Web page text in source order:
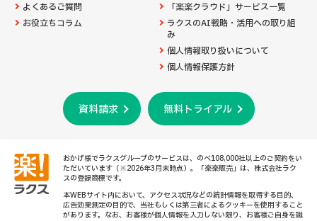
よくあるご質問
お役立ちコラム
「楽楽クラウド」サービス一覧
ラクスのAI戦略・活用への取り組
み
個人情報取り扱いについて
個人情報保護方針
資料請求 無料トライアル
おかげ様でラクスグループのサービスは、のべ108,000社以上のご契約をい
ただいています（※2026年3月末時点）。「楽楽販売」は、株式会社ラク
スの登録商標です。
本WEBサイト内において、アクセス状況などの統計情報を取得する目的、
広告効果測定の目的で、当社もしくは第三者によるクッキーを使用すること
があります。なお、お客様が個人情報を入力しない限り、お客様ご自身を識